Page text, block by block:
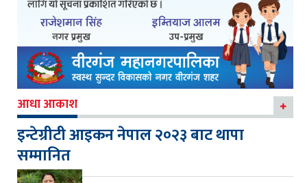
आधा आकाश
इन्टेग्रीटी आइकन नेपाल २०२३ बाट थापा
सम्मानित